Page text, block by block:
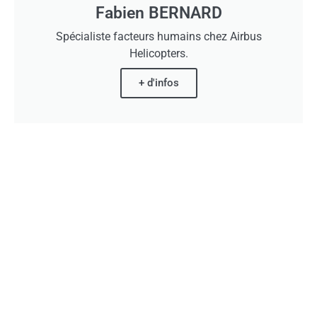
Fabien BERNARD
Spécialiste facteurs humains chez Airbus
Helicopters.
+ d'infos